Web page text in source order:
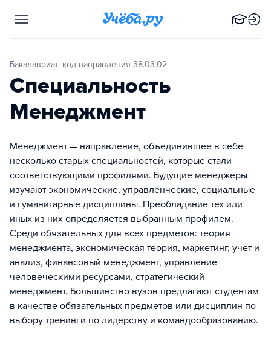
Бакалавриат, код направления 38.03.02
Специальность
Менеджмент
Менеджмент — направление, объединившее в себе
несколько старых специальностей, которые стали
соответствующими профилями. Будущие менеджеры
изучают экономические, управленческие, социальные
и гуманитарные дисциплины. Преобладание тех или
иных из них определяется выбранным профилем.
Среди обязательных для всех предметов: теория
менеджмента, экономическая теория, маркетинг, учет и
анализ, финансовый менеджмент, управление
человеческими ресурсами, стратегический
менеджмент. Большинство вузов предлагают студентам
в качестве обязательных предметов или дисциплин по
выбору тренинги по лидерству и командообразованию.